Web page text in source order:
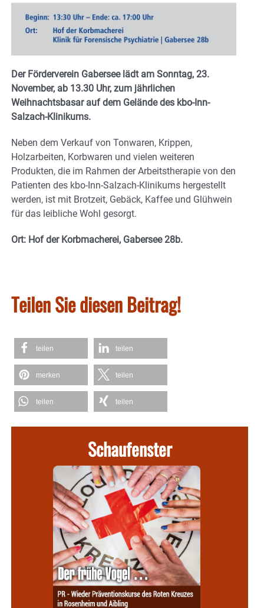
Der Förderverein Gabersee lädt am Sonntag, 23.
November, ab 13.30 Uhr, zum jährlichen
Weihnachtsbasar auf dem Gelände des kbo-Inn-
Salzach-Klinikums.
Neben dem Verkauf von Tonwaren, Krippen,
Holzarbeiten, Korbwaren und vielen weiteren
Produkten, die im Rahmen der Arbeitstherapie von den
Patienten des kbo-Inn-Salzach-Klinikums hergestellt
werden, ist mit Brotzeit, Gebäck, Kaffee und Glühwein
für das leibliche Wohl gesorgt.
Ort: Hof der Korbmacherei, Gabersee 28b.
Teilen Sie diesen Beitrag!
teilen teilen
merken teilen
teilen teilen
Schaufenster